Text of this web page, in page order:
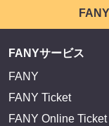
FANYサービス
FANY
FANY Ticket
FANY Online Ticket